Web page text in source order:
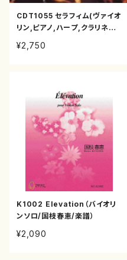
CDT1055 セラフィム(ヴァイオ
リン,ピアノ,ハープ,クラリネッ
¥2,750
K1002 Elevation（バイオリ
ンソロ/国枝春恵/楽譜）
¥2,090